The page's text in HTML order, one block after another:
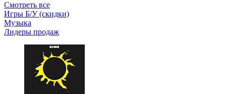
Смотреть все
Игры Б/У (скидки)
Музыка
Лидеры продаж